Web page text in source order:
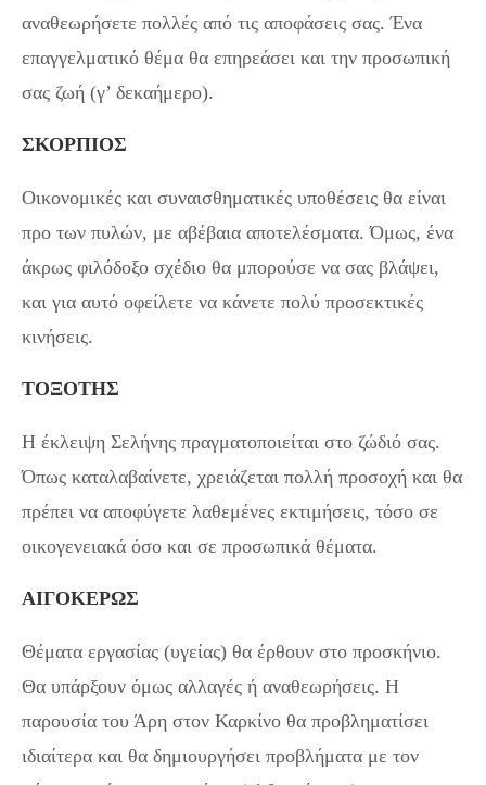
αναθεωρήσετε πολλές από τις αποφάσεις σας. Ένα
επαγγελματικό θέμα θα επηρεάσει και την προσωπική
σας ζωή (γ’ δεκαήμερο).
ΣΚΟΡΠΙΟΣ
Οικονομικές και συναισθηματικές υποθέσεις θα είναι
προ των πυλών, με αβέβαια αποτελέσματα. Όμως, ένα
άκρως φιλόδοξο σχέδιο θα μπορούσε να σας βλάψει,
και για αυτό οφείλετε να κάνετε πολύ προσεκτικές
κινήσεις.
ΤΟΞΟΤΗΣ
Η έκλειψη Σελήνης πραγματοποιείται στο ζώδιό σας.
Όπως καταλαβαίνετε, χρειάζεται πολλή προσοχή και θα
πρέπει να αποφύγετε λαθεμένες εκτιμήσεις, τόσο σε
οικογενειακά όσο και σε προσωπικά θέματα.
ΑΙΓΟΚΕΡΩΣ
Θέματα εργασίας (υγείας) θα έρθουν στο προσκήνιο.
Θα υπάρξουν όμως αλλαγές ή αναθεωρήσεις. Η
παρουσία του Άρη στον Καρκίνο θα προβληματίσει
ιδιαίτερα και θα δημιουργήσει προβλήματα με τον